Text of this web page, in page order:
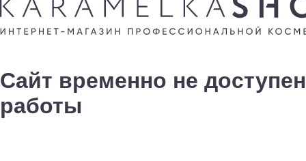
Сайт временно не
работы